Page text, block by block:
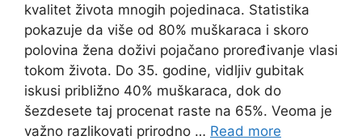
kvalitet života mnogih pojedinaca. Statistika
pokazuje da više od 80% muškaraca i skoro
polovina žena doživi pojačano proređivanje vlasi
tokom života. Do 35. godine, vidljiv gubitak
iskusi približno 40% muškaraca, dok do
šezdesete taj procenat raste na 65%. Veoma je
važno razlikovati prirodno … Read more